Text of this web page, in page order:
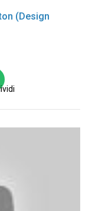
(Design